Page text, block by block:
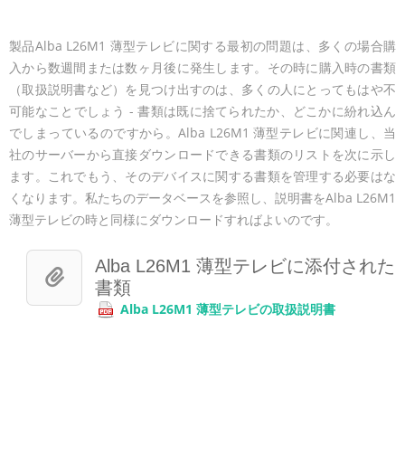
製品Alba L26M1 薄型テレビに関する最初の問題は、多くの場合購
入から数週間または数ヶ月後に発生します。その時に購入時の書類
（取扱説明書など）を見つけ出すのは、多くの人にとってもはや不
可能なことでしょう - 書類は既に捨てられたか、どこかに紛れ込ん
でしまっているのですから。Alba L26M1 薄型テレビに関連し、当
社のサーバーから直接ダウンロードできる書類のリストを次に示し
ます。これでもう、そのデバイスに関する書類を管理する必要はな
くなります。私たちのデータベースを参照し、説明書をAlba L26M1
薄型テレビの時と同様にダウンロードすればよいのです。
Alba L26M1 薄型テレビに添付された
書類
Alba L26M1 薄型テレビの取扱説明書